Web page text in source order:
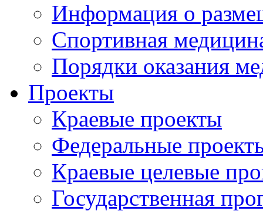
Информация о
Спортивная
Порядки оказания
Проекты
Краевые проекты
Федеральные
Краевые целевые
Государственная